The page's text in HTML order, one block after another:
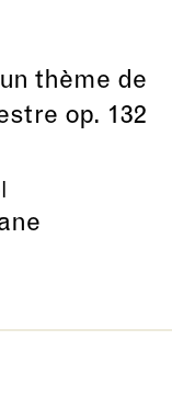
thème de
op. 132